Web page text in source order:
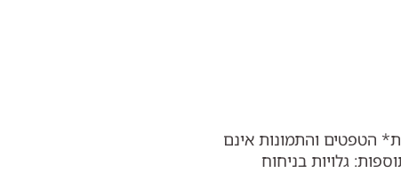
הטפטים והתמונות אינם
גלויות בניחוח